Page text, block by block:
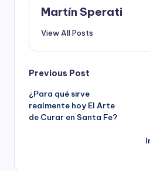
Martín Sperati
View All Posts
Post
navigation
Previous Post
¿Para qué sirve
realmente hoy El Arte
de Curar en Santa Fe?